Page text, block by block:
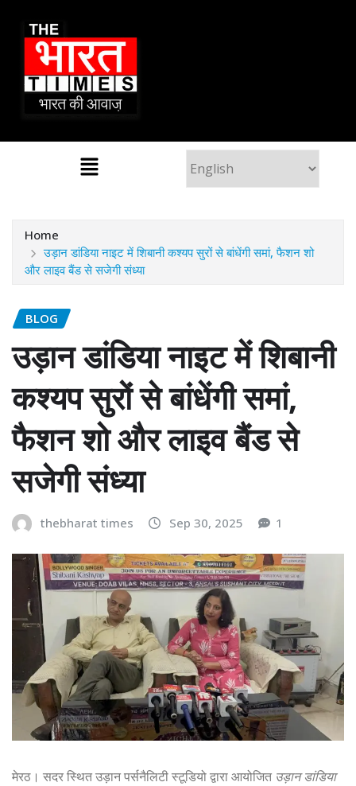
Home
उड़ान डांडिया नाइट में शिबानी कश्यप सुरों से बांधेंगी समां, फैशन शो
और लाइव बैंड से सजेगी संध्या
BLOG
उड़ान डांडिया नाइट में शिबानी
कश्यप सुरों से बांधेंगी समां,
फैशन शो और लाइव बैंड से
सजेगी संध्या
thebharat times Sep 30, 2025 1
मेरठ। सदर स्थित उड़ान पर्सनैलिटी स्टूडियो द्वारा आयोजित उड़ान डांडिया